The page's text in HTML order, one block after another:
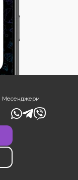
Месенджери